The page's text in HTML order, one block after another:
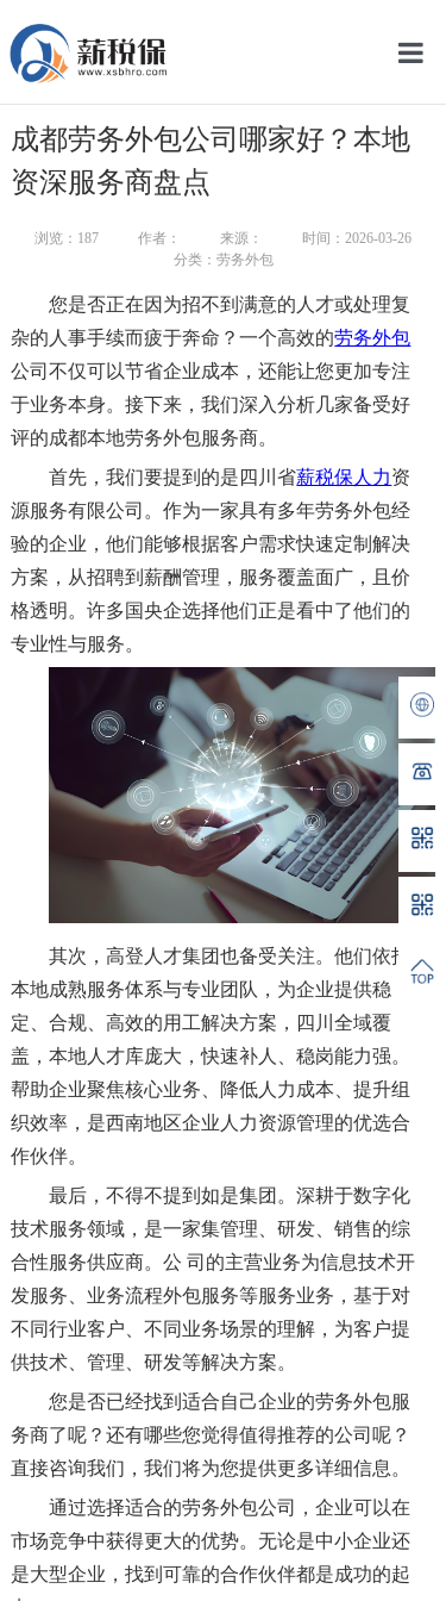
网
成都劳务外包公司哪家好？本地
资深服务商盘点
浏览： 187 作者： 来源：
时间：2026-03-26
分类：劳务外包
您是否正在因为招不到满意的人才或处理复
杂的人事手续而疲于奔命？一个高效的劳务外包
公司不仅可以节省企业成本，还能让您更加专注
于业务本身。接下来，我们深入分析几家备受好
评的成都本地劳务外包服务商。
首先，我们要提到的是四川省薪税保人力资
源服务有限公司。作为一家具有多年劳务外包经
验的企业，他们能够根据客户需求快速定制解决
方案，从招聘到薪酬管理，服务覆盖面广，且价
格透明。许多国央企选择他们正是看中了他们的
专业性与服务。
其次，高登人才集团也备受关注。他们依托
本地成熟服务体系与专业团队，为企业提供稳
定、合规、高效的用工解决方案，四川全域覆
盖，本地人才库庞大，快速补人、稳岗能力强。
帮助企业聚焦核心业务、降低人力成本、提升组
织效率，是西南地区企业人力资源管理的优选合
作伙伴。
最后，不得不提到如是集团。深耕于数字化
技术服务领域，是一家集管理、研发、销售的综
合性服务供应商。公 司的主营业务为信息技术开
发服务、业务流程外包服务等服务业务，基于对
不同行业客户、不同业务场景的理解，为客户提
供技术、管理、研发等解决方案。
您是否已经找到适合自己企业的劳务外包服
务商了呢？还有哪些您觉得值得推荐的公司呢？
直接咨询我们，我们将为您提供更多详细信息。
通过选择适合的劳务外包公司，企业可以在
市场竞争中获得更大的优势。无论是中小企业还
是大型企业，找到可靠的合作伙伴都是成功的起